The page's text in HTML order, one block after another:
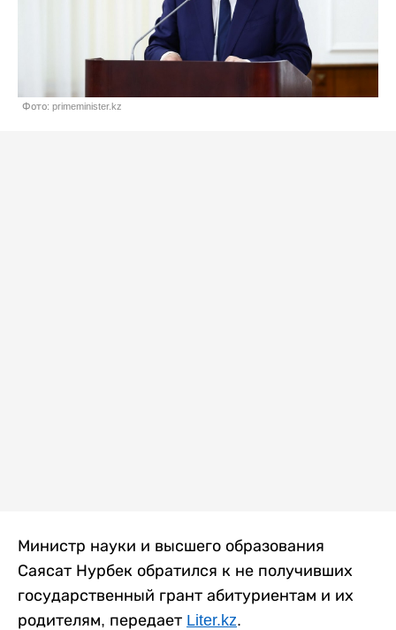
Фото: primeminister.kz
Министр науки и высшего образования
Саясат Нурбек обратился к не получивших
государственный грант абитуриентам и их
родителям, передает Liter.kz.